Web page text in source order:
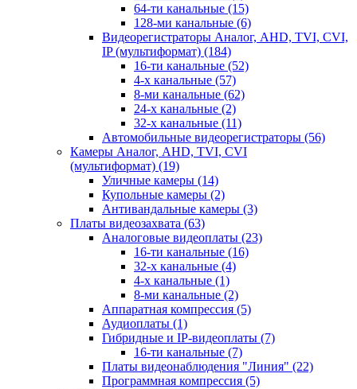
64-ти канальные (15)
128-ми канальные (6)
Видеорегистраторы Аналог, AHD, TVI, CVI,
IP (мультиформат) (184)
16-ти канальные (52)
4-х канальные (57)
8-ми канальные (62)
24-х канальные (2)
32-х канальные (11)
Автомобильные видеорегистраторы (56)
Камеры Аналог, AHD, TVI, CVI
(мультиформат) (19)
Уличные камеры (14)
Купольные камеры (2)
Антивандальные камеры (3)
Платы видеозахвата (63)
Аналоговые видеоплаты (23)
16-ти канальные (16)
32-х канальные (4)
4-х канальные (1)
8-ми канальные (2)
Аппаратная компрессия (5)
Аудиоплаты (1)
Гибридные и IP-видеоплаты (7)
16-ти канальные (7)
Платы видеонаблюдения "Линия" (22)
Программная компрессия (5)